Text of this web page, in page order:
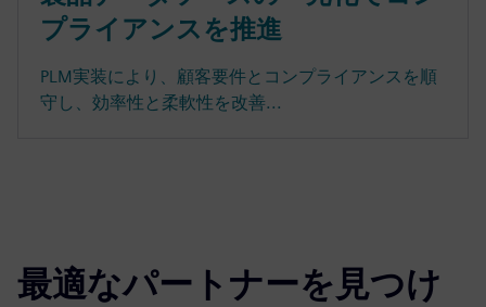
プライアンスを推進
PLM実装により、顧客要件とコンプライアンスを順
守し、効率性と柔軟性を改善...
最適なパートナーを見つけ